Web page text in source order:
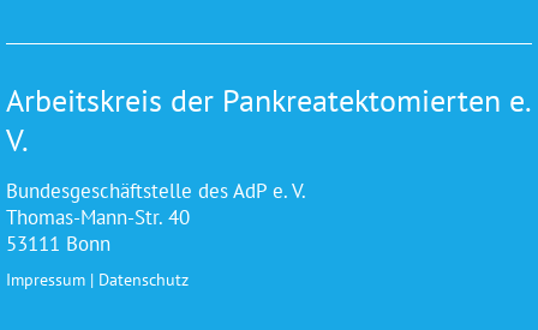
Arbeitskreis der Pankreatektomierten e.
V.
Bundesgeschäftstelle des AdP e. V.
Thomas-Mann-Str. 40
53111 Bonn
Impressum | Datenschutz